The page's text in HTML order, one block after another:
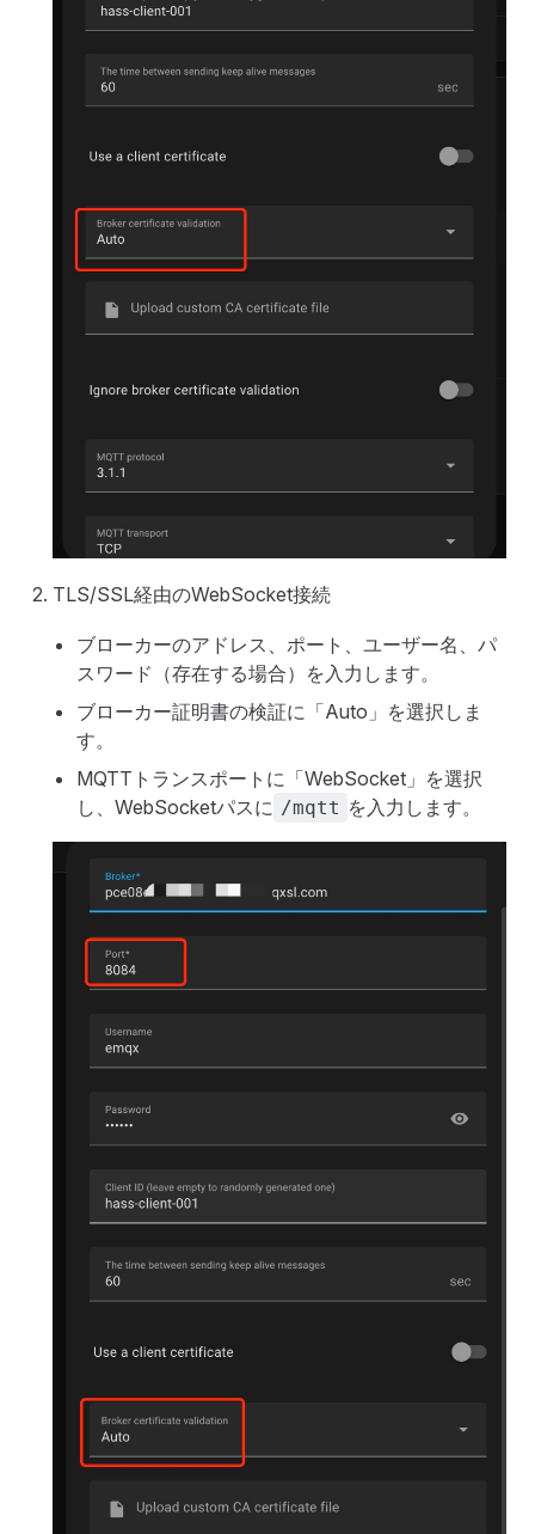
TLS/SSL経由のWebSocket接続
ブローカーのアドレス、ポート、ユーザー名、パ
スワード（存在する場合）を入力します。
ブローカー証明書の検証に「Auto」を選択しま
す。
MQTTトランスポートに「WebSocket」を選択
し、WebSocketパスに /mqtt を入力します。